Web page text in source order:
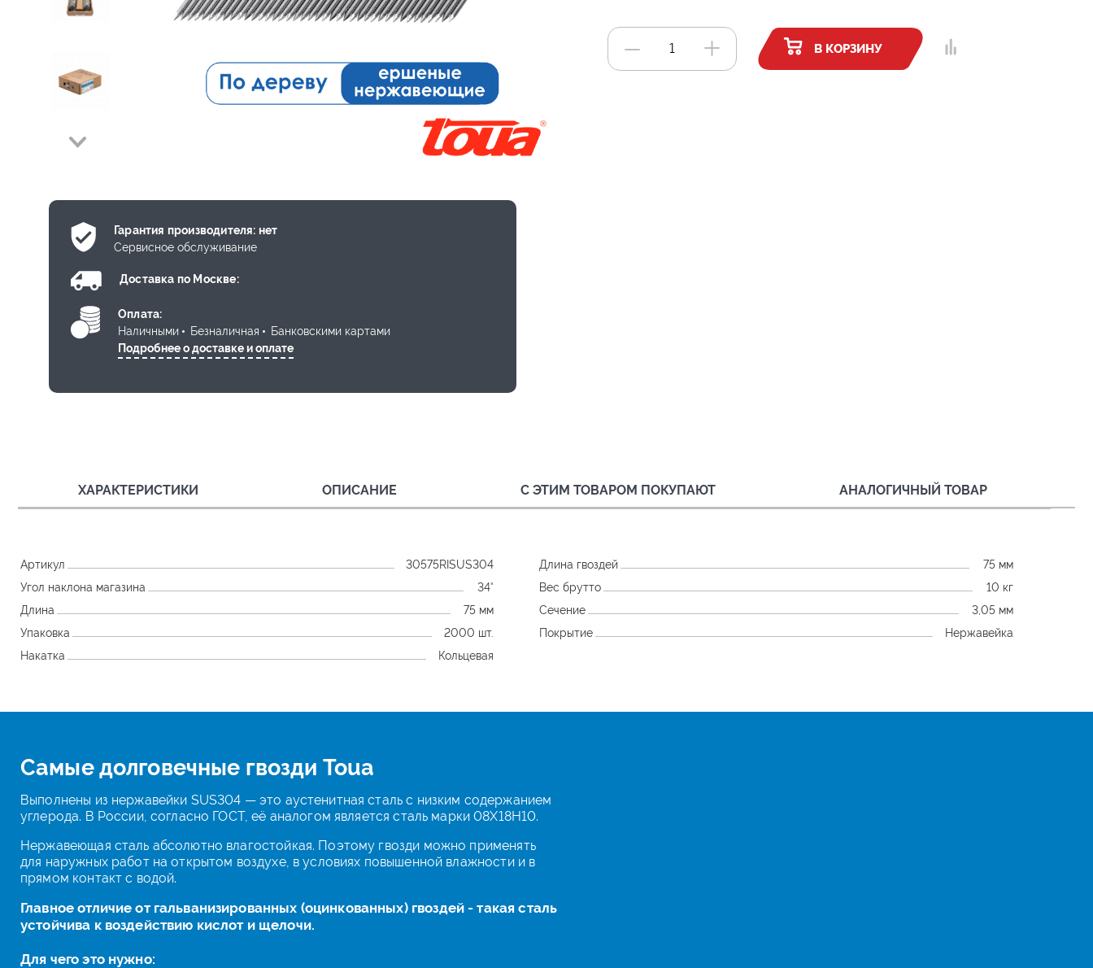
В КОРЗИНУ
Гарантия производителя: нет
Сервисное обслуживание
Доставка по Москве:
Оплата:
Наличными
Безналичная
Банковскими картами
Подробнее о доставке и оплате
ХАРАКТЕРИСТИКИ ОПИСАНИЕ С ЭТИМ ТОВАРОМ ПОКУПАЮТ АНАЛОГИЧНЫЙ ТОВАР
Артикул 30575RISUS304 Длина гвоздей
75 мм
Угол наклона магазина
34° Вес брутто
10 кг
Длина
75 мм Сечение
3,05 мм
Упаковка
2000 шт. Покрытие
Нержавейка
Накатка
Кольцевая
Самые долговечные гвозди Toua
Выполнены из нержавейки SUS304 — это аустенитная сталь с низким содержанием
углерода. В России, согласно ГОСТ, её аналогом является сталь марки 08Х18Н10.
Нержавеющая сталь абсолютно влагостойкая. Поэтому гвозди можно применять
для наружных работ на открытом воздухе, в условиях повышенной влажности и в
прямом контакт с водой.
Главное отличие от гальванизированных (оцинкованных) гвоздей - такая сталь
устойчива к воздействию кислот и щелочи.
Для чего это нужно: